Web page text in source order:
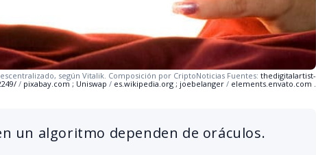
según Vitalik. Composición por CriptoNoticias Fuentes: thedigitalartist-
/ pixabay.com ; Uniswap / es.wikipedia.org ; joebelanger / elements.envato.com .
un algoritmo dependen de oráculos.